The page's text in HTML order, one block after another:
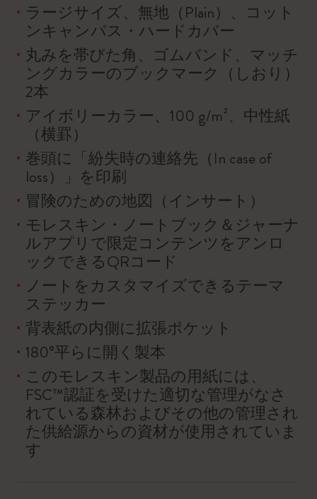
ラージサイズ、無地（Plain）、コット
ンキャンバス・ハードカバー
丸みを帯びた角、ゴムバンド、マッチ
ングカラーのブックマーク（しおり）
2本
アイボリーカラー、100 g/m²、中性紙
（横罫）
巻頭に「紛失時の連絡先（In case of
loss）」を印刷
冒険のための地図（インサート）
モレスキン・ノートブック＆ジャーナ
ルアプリで限定コンテンツをアンロ
ックできるQRコード
ノートをカスタマイズできるテーマ
ステッカー
背表紙の内側に拡張ポケット
180°平らに開く製本
このモレスキン製品の用紙には、
FSC™認証を受けた適切な管理がなさ
れている森林およびその他の管理され
た供給源からの資材が使用されていま
す